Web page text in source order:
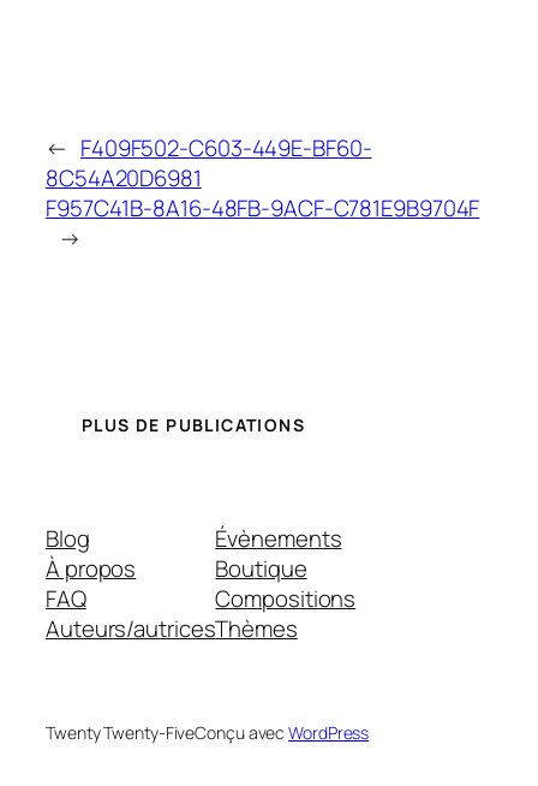
← F409F502-C603-449E-BF60-
8C54A20D6981
F957C41B-8A16-48FB-9ACF-C781E9B9704F
→
PLUS DE PUBLICATIONS
Blog
À propos
FAQ
Auteurs/autrices
Évènements
Boutique
Compositions
Thèmes
Twenty Twenty-FiveConçu avecWordPress